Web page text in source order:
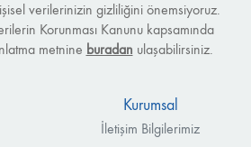
verilerinizin gizliliğini önemsiyoruz.
Korunması Kanunu kapsamında
metnine buradan ulaşabilirsiniz.
Kurumsal
İletişim Bilgilerimiz